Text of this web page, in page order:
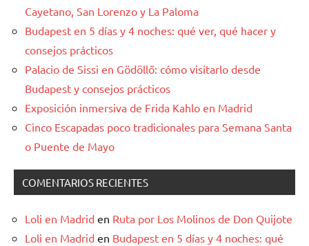
Cayetano, San Lorenzo y La Paloma
Budapest en 5 días y 4 noches: qué ver, qué hacer y
consejos prácticos
Palacio de Sissi en Gödöllő: cómo visitarlo desde
Budapest y consejos prácticos
Exposición inmersiva de Frida Kahlo en Madrid
Cinco Escapadas poco tradicionales para Semana Santa
o Puente de Mayo
COMENTARIOS RECIENTES
Loli en Madrid en Ruta por Los Molinos de Don Quijote
Loli en Madrid en Budapest en 5 días y 4 noches: qué